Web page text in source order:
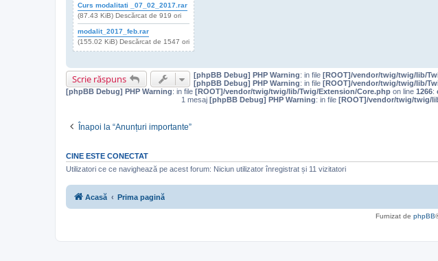
Curs modalitati _07_02_2017.rar
(87.43 KiB) Descărcat de 919 ori
modalit_2017_feb.rar
(155.02 KiB) Descărcat de 1547 ori
Scrie răspuns [phpBB Debug] PHP Warning: in file [ROOT]/vendor/twig/twig/lib/
[phpBB Debug] PHP Warning: in file [ROOT]/vendor/twig/twig/lib/
[phpBB Debug] PHP Warning: in file [ROOT]/vendor/twig/twig/lib/Twig/Extension/Core.php on line 1266:
1 mesaj [phpBB Debug] PHP Warning: in file [ROOT]/vendor/twig/twig/
Înapoi la “Anunțuri importante”
CINE ESTE CONECTAT
Utilizatori ce ce navighează pe acest forum: Niciun utilizator înregistrat și 11 vizitatori
Acasă Prima pagină
Furnizat de phpBB